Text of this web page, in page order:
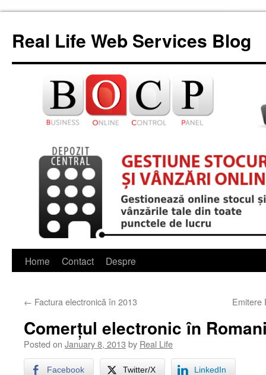
content
Real Life Web Services Blog
Home Contact Despre
← Factura electronică în 2013 Emitere
Comerțul electronic în
Posted on January 8, 2013 by Real Life
Facebook Twitter/X LinkedIn